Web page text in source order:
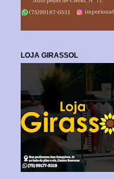
LOJA GIRASSOL